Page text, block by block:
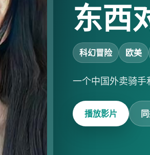
东西
科幻冒险 欧美
一个中国外卖骑手
播放影片